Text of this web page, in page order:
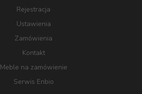
Rejestracja
Ustawienia
Zamówienia
Kontakt
Meble na zamówienie
Serwis Enbio